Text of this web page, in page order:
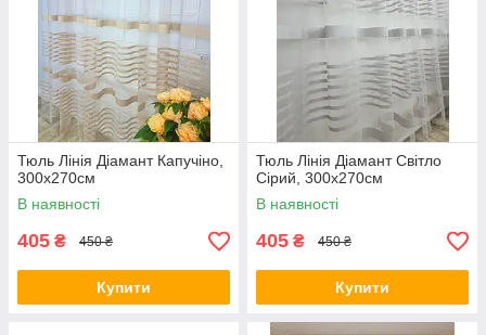
Тюль Лінія Діамант Капучіно,
300х270см
В наявності
405 ₴ 450 ₴
Купити
Тюль Лінія Діамант Світло
Сірий, 300х270см
В наявності
405 ₴ 450 ₴
Купити